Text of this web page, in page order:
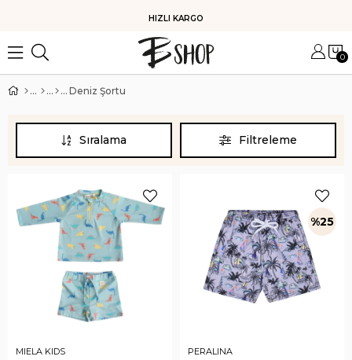
KOLAY İADE
0
Deniz Şortu
Filtreleme
Sıralama
MIELA KIDS PERALINA
%25